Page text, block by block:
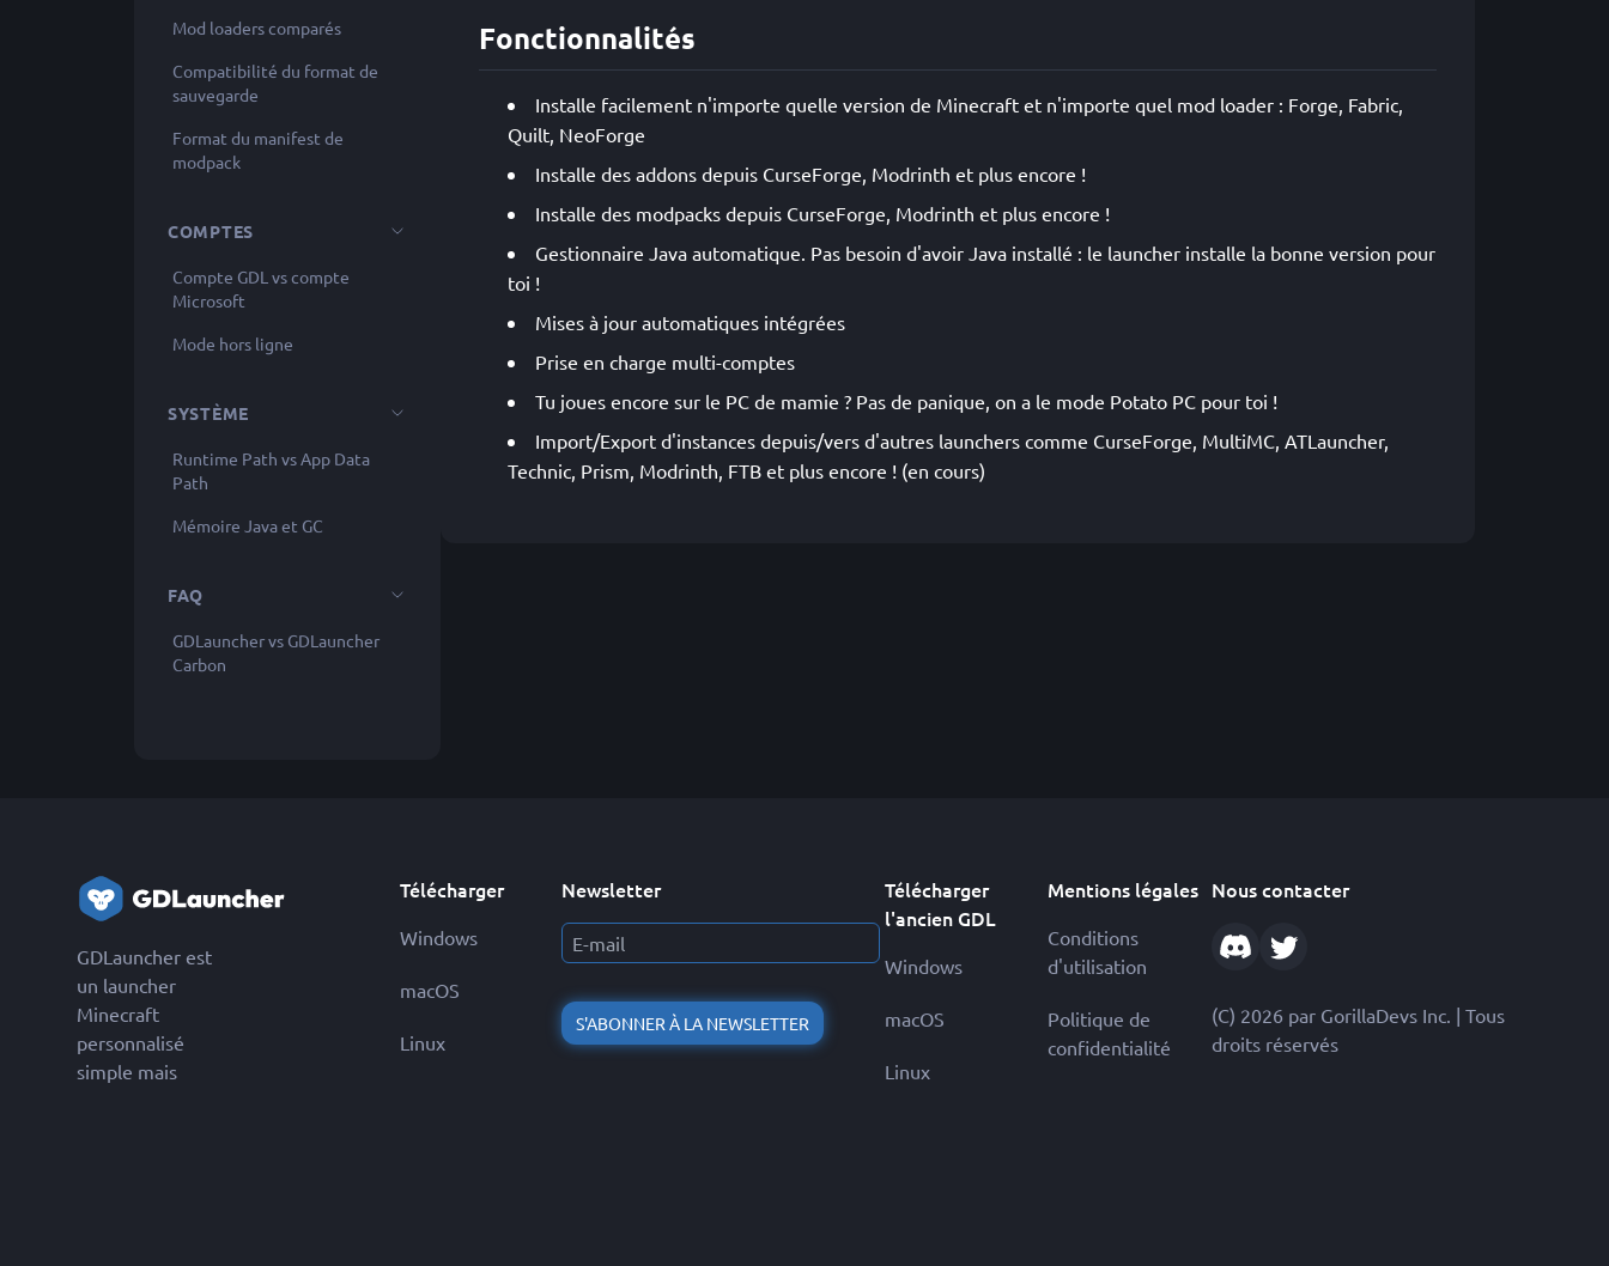
Mod loaders comparés
Compatibilité du format de
sauvegarde
Format du manifest de
modpack
COMPTES
Compte GDL vs compte
Microsoft
Mode hors ligne
SYSTÈME
Runtime Path vs App Data
Path
Mémoire Java et GC
FAQ
GDLauncher vs GDLauncher
Carbon
Fonctionnalités
Installe facilement n'importe quelle version de Minecraft et n'importe quel mod loader : Forge, Fabric,
Quilt, NeoForge
Installe des addons depuis CurseForge, Modrinth et plus encore !
Installe des modpacks depuis CurseForge, Modrinth et plus encore !
Gestionnaire Java automatique. Pas besoin d'avoir Java installé : le launcher installe la bonne version pour
toi !
Mises à jour automatiques intégrées
Prise en charge multi-comptes
Tu joues encore sur le PC de mamie ? Pas de panique, on a le mode Potato PC pour toi !
Import/Export d'instances depuis/vers d'autres launchers comme CurseForge, MultiMC, ATLauncher,
Technic, Prism, Modrinth, FTB et plus encore ! (en cours)
GDLauncher est
un launcher
Minecraft
personnalisé
simple mais
Télécharger
Windows
macOS
Linux
Newsletter
S'ABONNER À LA NEWSLETTER
Télécharger
l'ancien GDL
Windows
macOS
Linux
Mentions légales
Conditions
d'utilisation
Politique de
confidentialité
Nous contacter
(C) 2026 par GorillaDevs Inc. | Tous
droits réservés